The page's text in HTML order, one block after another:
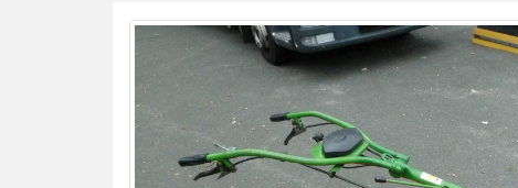
Auktionsdetails
Auktionsüberblick